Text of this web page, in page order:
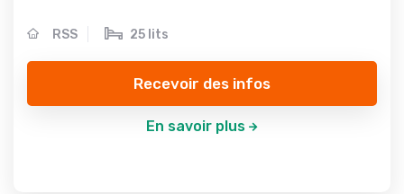
RSS 25 lits
Recevoir des infos
En savoir plus